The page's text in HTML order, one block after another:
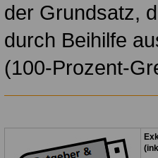
der Grundsatz,
durch Beihilfe
(100-Prozent-